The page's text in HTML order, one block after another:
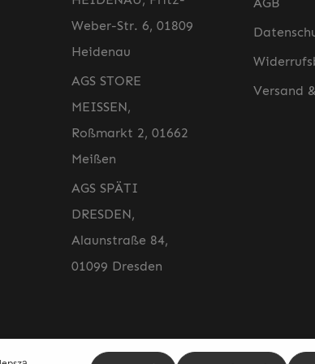
Weber-Str. 6, 01809
Heidenau
AGS STORE
MEISSEN,
Roßmarkt 2, 01662
Meißen
AGS SPÄTI
DRESDEN,
Alaunstraße 84,
01099 Dresden
Versand